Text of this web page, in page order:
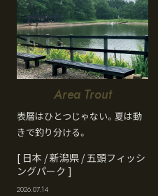
Area Trout
表層はひとつじゃない。夏は動
きで釣り分ける。
[ 日本 / 新潟県 / 五頭フィッシ
ングパーク ]
2026.07.14